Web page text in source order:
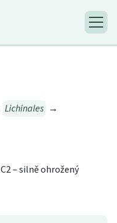
Lichinales →
C2 – silně ohrožený